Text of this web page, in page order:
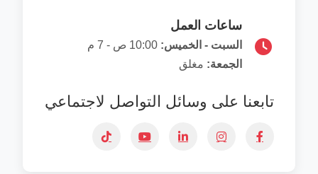
ساعات العمل
السبت - الخميس:
الجمعة: مغلق
تابعنا على وسائل التواصل لاجتماعي